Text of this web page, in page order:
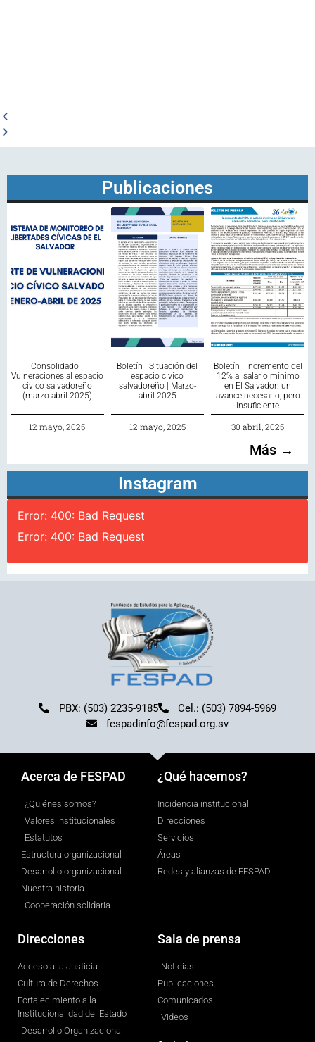
Instagram
Error: 400: Bad Request
Error: 400: Bad Request
Publicaciones
Consolidado |
Vulneraciones al espacio
cívico salvadoreño
(marzo-abril 2025)
12 mayo, 2025
Boletín | Situación del
espacio cívico
salvadoreño | Marzo-
abril 2025
12 mayo, 2025
Boletín | Incremento del
12% al salario mínimo
en El Salvador: un
avance necesario, pero
insuficiente
30 abril, 2025
Más →
PBX: (503) 2235-9185
Cel.: (503) 7894-5969
fespadinfo@fespad.org.sv
Acerca de FESPAD
¿Quiénes somos?
Valores institucionales
Estatutos
Estructura organizacional
Desarrollo organizacional
Nuestra historia
Cooperación solidaria
¿Qué hacemos?
Incidencia institucional
Direcciones
Servicios
Áreas
Redes y alianzas de FESPAD
Direcciones
Acceso a la Justicia
Cultura de Derechos
Fortalecimiento a la
Institucionalidad del Estado
Desarrollo Organizacional
Sala de prensa
Noticias
Publicaciones
Comunicados
Videos